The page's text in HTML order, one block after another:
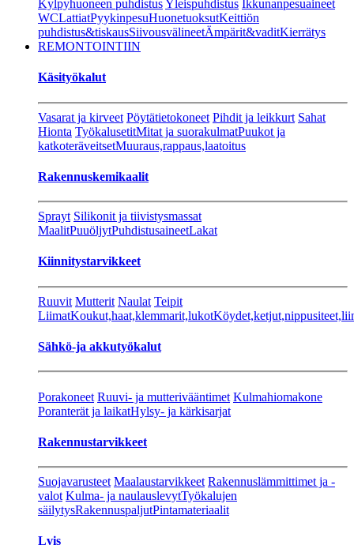
Kylpyhuoneen puhdistusYleispuhdistus Ikkunanpesuaineet
WCLattiatPyykinpesuHuonetuoksutKeittiön
puhdistus&tiskausSiivousvälineetÄmpärit&vaditKierrätys
REMONTOINTIIN
Käsityökalut
Vasarat ja kirveet Pöytätietokoneet Pihdit ja leikkurt Sahat
Hionta TyökalusetitMitat ja suorakulmatPuukot ja
katkoteräveitsetMuuraus,rappaus,laatoitus
Rakennuskemikaalit
Sprayt Silikonit ja tiivistysmassat
MaalitPuuöljytPuhdistusaineetLakat
Kiinnitystarvikkeet
Ruuvit Mutterit Naulat Teipit
LiimatKoukut,haat,klemmarit,lukot
Sähkö-ja akkutyökalut
Porakoneet Ruuvi- ja mutterivääntimet Kulmahiomakone
Poranterät ja laikatHylsy- ja kärkisarjat
Rakennustarvikkeet
Suojavarusteet Maalaustarvikkeet Rakennuslämmittimet ja -
valot Kulma- ja naulauslevytTyökalujen
säilytysRakennuspaljutPintamateriaalit
Lvis